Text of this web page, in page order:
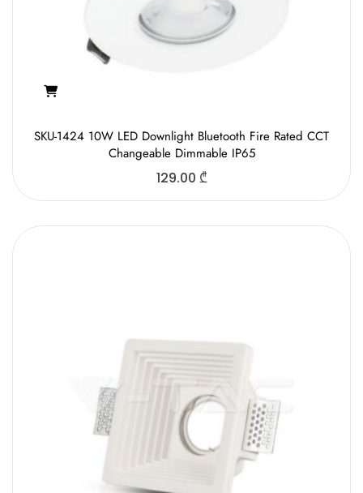
SKU-1424 10W LED Downlight Bluetooth Fire Rated CCT
Changeable Dimmable IP65
129.00 ₾